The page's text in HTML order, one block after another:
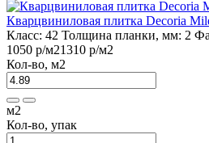
Кварцвиниловая плитка Decoria
Класс: 42 Толщина планки, мм: 2
1050 р/м21310 р/м2
Кол-во, м2
м2
Кол-во, упак